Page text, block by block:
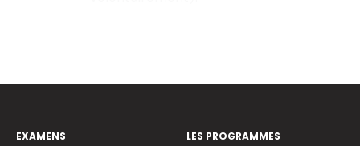
EXAMENS
LES PROGRAMMES